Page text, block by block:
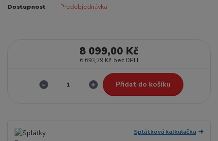
Dostupnost Předobjednávka
8 099,00 Kč
6 693,39 Kč bez DPH
Přidat do košíku
Splátková kalkulačka